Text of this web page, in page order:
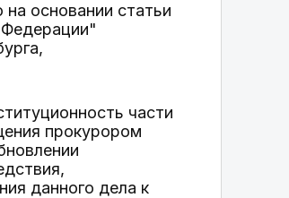
основании статьи
части
прокурором
данного дела к